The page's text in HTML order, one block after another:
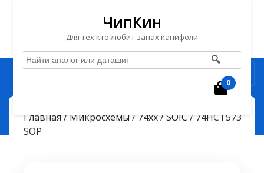
Перейти
содержимому
ЧипКин
Для тех кто любит запах канифоли
🔍
0
ЧипКин> > 74HCT573 SOP
Главная/ Микросхемы/ 74хх/ SOIC / 74HCT573
SOP